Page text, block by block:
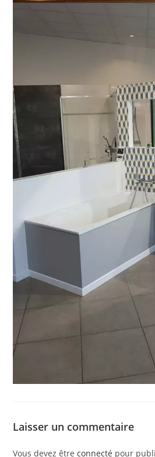
Laisser un commentaire
Vous devez êtreconnecté pour